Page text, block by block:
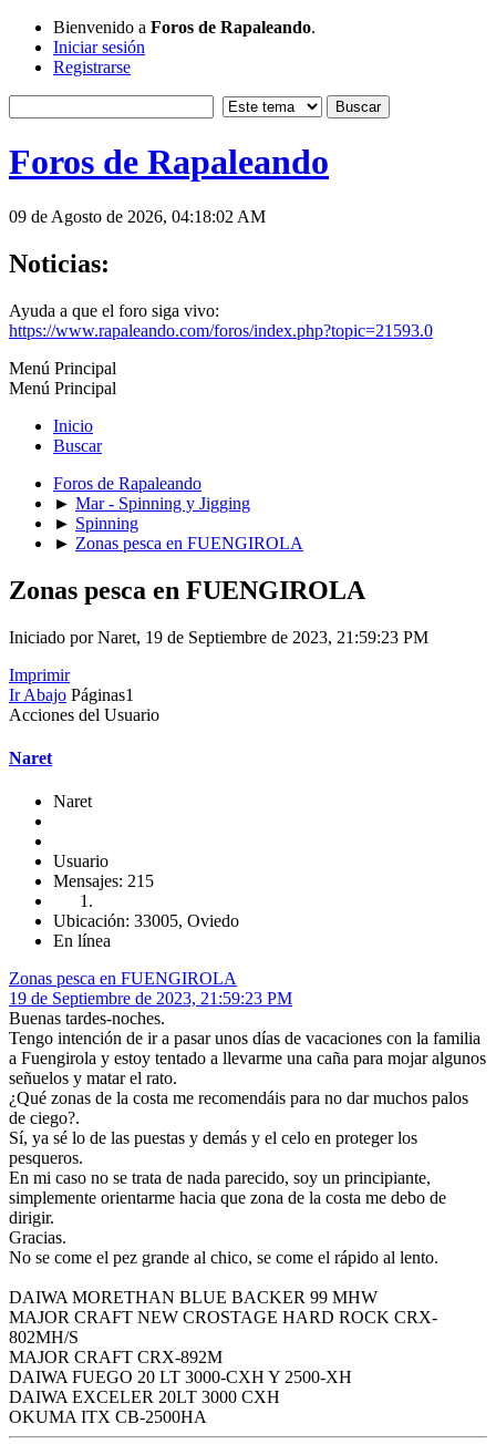
Bienvenido a Foros de Rapaleando.
Iniciar sesión
Registrarse
Foros de Rapaleando
09 de Agosto de 2026, 04:18:02 AM
Noticias:
Ayuda a que el foro siga vivo:
https://www.rapaleando.com/foros/index.php?topic=21593.0
Menú Principal
Menú Principal
Inicio
Buscar
Foros de Rapaleando
► Mar - Spinning y Jigging
► Spinning
► Zonas pesca en FUENGIROLA
Zonas pesca en FUENGIROLA
Iniciado por Naret, 19 de Septiembre de 2023, 21:59:23 PM
Imprimir
Ir Abajo Páginas1
Acciones del Usuario
Naret
Naret
Usuario
Mensajes: 215
Ubicación: 33005, Oviedo
En línea
Zonas pesca en FUENGIROLA
19 de Septiembre de 2023, 21:59:23 PM
Buenas tardes-noches.
Tengo intención de ir a pasar unos días de vacaciones con la familia
a Fuengirola y estoy tentado a llevarme una caña para mojar algunos
señuelos y matar el rato.
¿Qué zonas de la costa me recomendáis para no dar muchos palos
de ciego?.
Sí, ya sé lo de las puestas y demás y el celo en proteger los
pesqueros.
En mi caso no se trata de nada parecido, soy un principiante,
simplemente orientarme hacia que zona de la costa me debo de
dirigir.
Gracias.
No se come el pez grande al chico, se come el rápido al lento.
DAIWA MORETHAN BLUE BACKER 99 MHW
MAJOR CRAFT NEW CROSTAGE HARD ROCK CRX-
802MH/S
MAJOR CRAFT CRX-892M
DAIWA FUEGO 20 LT 3000-CXH Y 2500-XH
DAIWA EXCELER 20LT 3000 CXH
OKUMA ITX CB-2500HA